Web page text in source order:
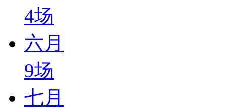
4场
六月
9场
七月